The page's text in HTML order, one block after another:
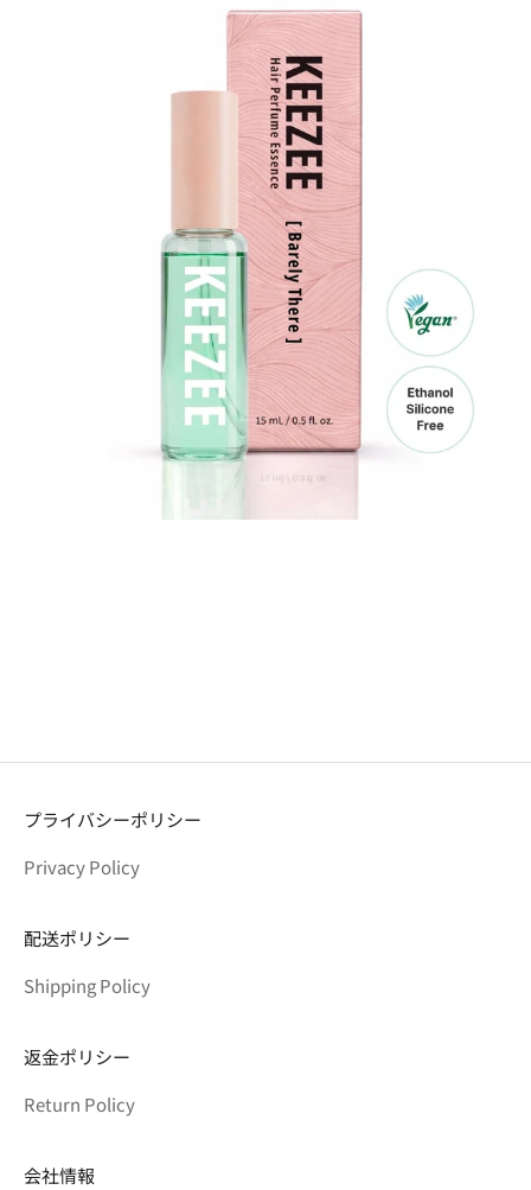
プライバシーポリシー
Privacy Policy
配送ポリシー
Shipping Policy
返金ポリシー
Return Policy
会社情報